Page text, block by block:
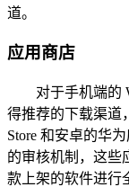
道。
应用商店
对于手机端的
得推荐的下载渠道
Store 和安卓的华
的审核机制，这些
款上架的软件进行